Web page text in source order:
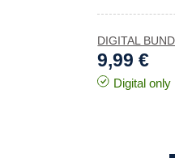
DIGITAL
9,99 €
Digital only